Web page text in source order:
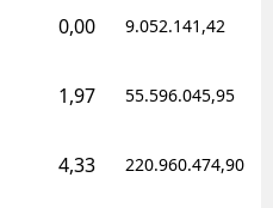
0,00 9.052.141,42
1,97 55.596.045,95
4,33 220.960.474,90